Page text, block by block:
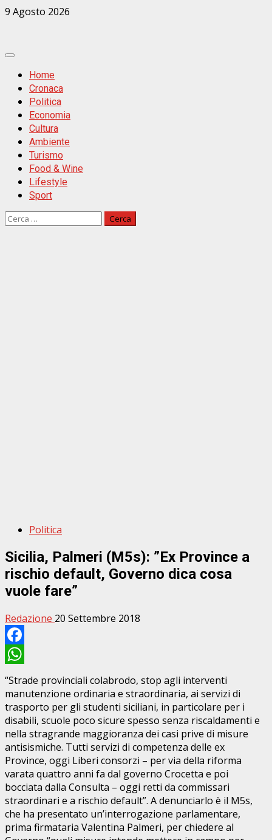
Zum
9 Agosto 2026
Primäres
MenüHome
Cronaca
Politica
Economia
Cultura
Ambiente
Turismo
Food & Wine
Lifestyle
Sport
Ricerca
Politica
Sicilia, Palmeri (M5s): ”Ex Province a
rischio default, Governo dica cosa
vuole fare”
Redazione 20 Settembre 2018
Facebook
WhatsApp
“Strade provinciali colabrodo, stop agli interventi
manutenzione ordinaria e straordinaria, ai servizi di
trasporto per gli studenti siciliani, in particolare per i
disabili, scuole poco sicure spesso senza riscaldamenti e
nella stragrande maggioranza dei casi prive di misure
antisismiche. Tutti servizi di competenza delle ex
Province, oggi Liberi consorzi – per via della riforma
varata quattro anni fa dal governo Crocetta e poi
bocciata dalla Consulta – oggi retti da commissari
straordinari e a rischio default”. A denunciarlo è il M5s,
che ha presentato un’interrogazione parlamentare,
prima firmataria Valentina Palmeri, per chiedere al